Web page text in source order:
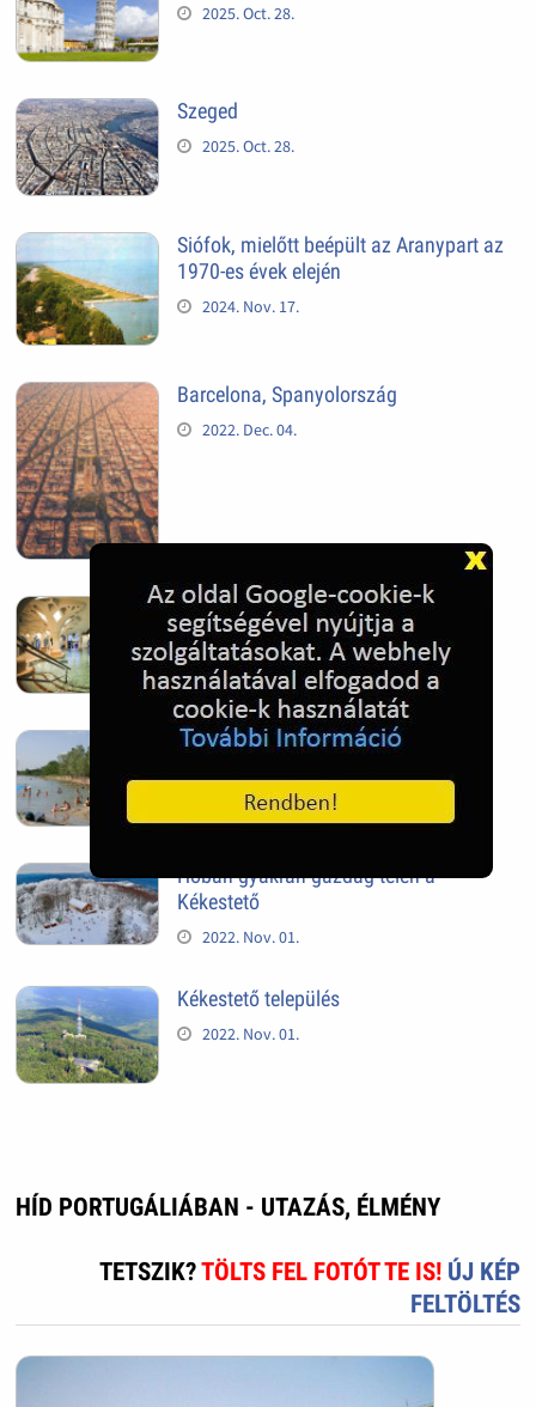
2025. Oct. 28.
Szeged
2025. Oct. 28.
Siófok, mielőtt beépült az Aranypart az
1970-es évek elején
2024. Nov. 17.
Barcelona, Spanyolország
2022. Dec. 04.
Hagymatikum | Makó fürdő
2022. Nov. 01.
Sándorfalva, Nádastó
2022. Nov. 01.
Hóban gyakran gazdag télen a
Kékestető
2022. Nov. 01.
Kékestető település
2022. Nov. 01.
HÍD PORTUGÁLIÁBAN - UTAZÁS, ÉLMÉNY
TETSZIK?TÖLTS FEL FOTÓT TE IS! ÚJ KÉP
FELTÖLTÉS